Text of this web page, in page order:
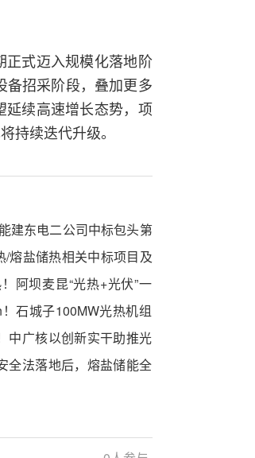
式迈入规模化落地阶
备招采阶段，叠加更多
延续高速增长态势，项
持续迭代升级。
建东电二公司中标包头第
盐储热的调频调峰安全供
/熔盐储热相关中标项目及
阿坝麦昆“光热+光伏”一
一期）前期工作启动
石城子100MW光热机组
得重大进展
中广核以创新实干助推光
展
全法落地后，熔盐储能全